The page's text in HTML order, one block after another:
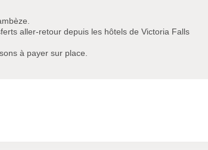
aller-retour depuis les hôtels de Victoria Falls
à payer sur place.